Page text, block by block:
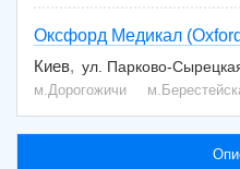
Оксфорд Медикал
Киев
ул. Парково-
м.Дорогожичи